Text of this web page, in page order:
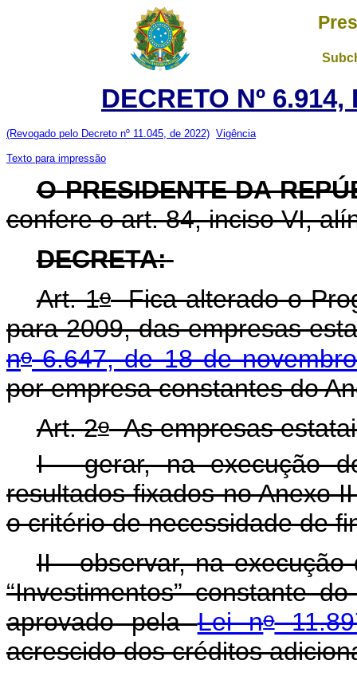
DECRETO Nº
(Revogado pelo Decreto nº 11.045, de 2022) Vigência
Texto para impressão
O PRESIDENTE DA
confere o art. 84, inciso VI,
DECRETA:
Art. 1oFica alterado o
para 2009, das empresas
no6.647, de 18 de
por empresa constantes do
Art. 2oAs empresas
I - gerar, na execução
resultados fixados no Anexo
o critério de necessidade de
II - observar, na
“Investimentos” constante
aprovado pelaLei no
acrescido dos créditos